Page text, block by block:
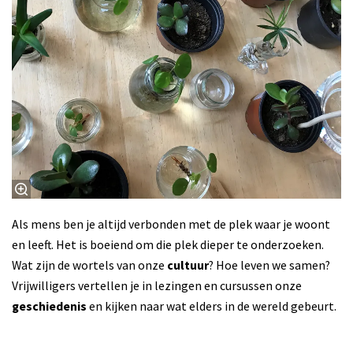
Als mens ben je altijd verbonden met de plek waar je woont
en leeft. Het is boeiend om die plek dieper te onderzoeken.
Wat zijn de wortels van onze cultuur? Hoe leven we samen?
Vrijwilligers vertellen je in lezingen en cursussen onze
geschiedenis en kijken naar wat elders in de wereld gebeurt.